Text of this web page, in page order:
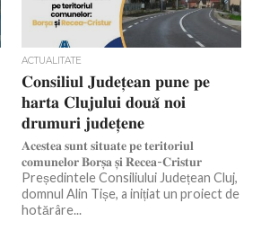
ACTUALITATE
𝐂𝐨𝐧𝐬𝐢𝐥𝐢𝐮𝐥 𝐉𝐮𝐝𝐞𝐭̦𝐞𝐚𝐧 𝐩𝐮𝐧𝐞 𝐩𝐞
𝐡𝐚𝐫𝐭𝐚 𝐂𝐥𝐮𝐣𝐮𝐥𝐮𝐢 𝐝𝐨𝐮𝐚̆ 𝐧𝐨𝐢
𝐝𝐫𝐮𝐦𝐮𝐫𝐢 𝐣𝐮𝐝𝐞𝐭̦𝐞𝐧𝐞
𝐀𝐜𝐞𝐬𝐭𝐞𝐚 𝐬𝐮𝐧𝐭 𝐬𝐢𝐭𝐮𝐚𝐭𝐞 𝐩𝐞 𝐭𝐞𝐫𝐢𝐭𝐨𝐫𝐢𝐮𝐥
𝐜𝐨𝐦𝐮𝐧𝐞𝐥𝐨𝐫 𝐁𝐨𝐫𝐬̦𝐚 𝐬̦𝐢 𝐑𝐞𝐜𝐞𝐚-𝐂𝐫𝐢𝐬𝐭𝐮𝐫
Președintele Consiliului Județean Cluj,
domnul Alin Tișe, a inițiat un proiect de
hotărâre...